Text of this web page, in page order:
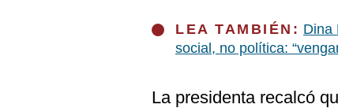
LEA TAMBIÉN: Dina
social, no política:
La presidenta recalcó